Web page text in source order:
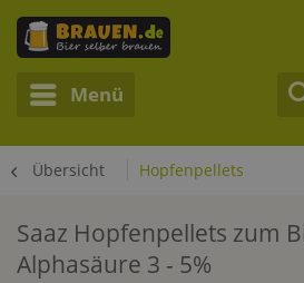
Menü
Übersicht Hopfenpellets
Saaz Hopfenpellets zum
Alphasäure 3 - 5%